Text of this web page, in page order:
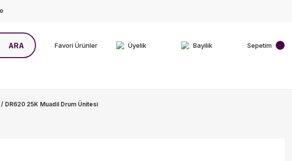
ARA Favori Ürünler Üyelik Bayilik Sepetim
DR620 25K Muadil Drum Ünitesi